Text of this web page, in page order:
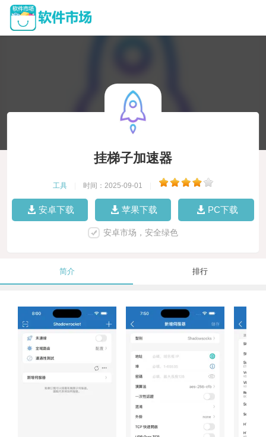
挂梯子加速器
工具 时间：2025-09-01
安卓下载 苹果下载 PC下载
安卓市场，安全绿色
简介 排行